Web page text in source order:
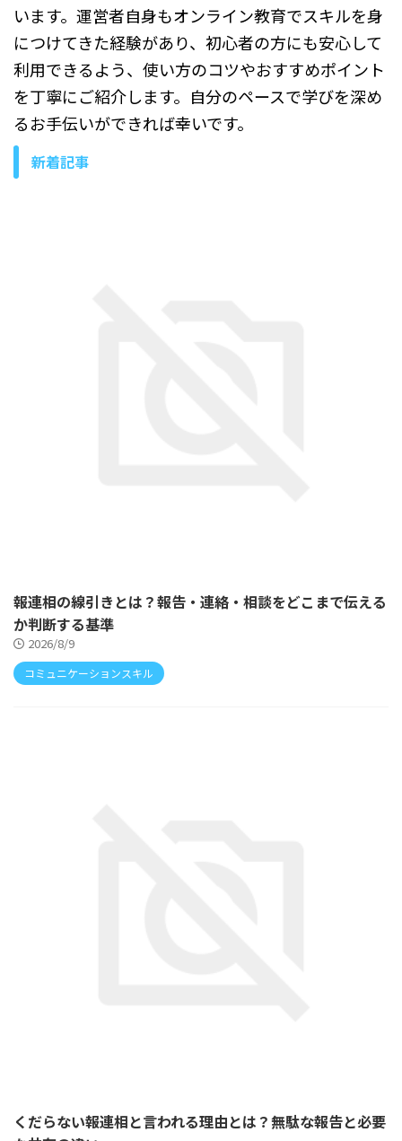
います。運営者自身もオンライン教育でスキルを身
につけてきた経験があり、初心者の方にも安心して
利用できるよう、使い方のコツやおすすめポイント
を丁寧にご紹介します。自分のペースで学びを深め
るお手伝いができれば幸いです。
新着記事
報連相の線引きとは？報告・連絡・相談をどこまで伝える
か判断する基準
2026/8/9
コミュニケーションスキル
くだらない報連相と言われる理由とは？無駄な報告と必要